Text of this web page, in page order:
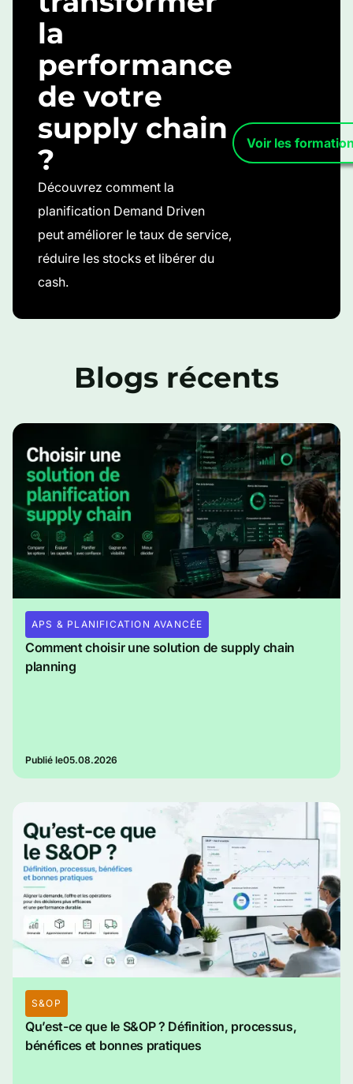
la
performance
de votre
supply chain
?
Découvrez comment la
planification Demand Driven
peut améliorer le taux de service,
réduire les stocks et libérer du
cash.
Voir les
Blogs récents
APS & PLANIFICATION AVANCÉE
Comment choisir une solution de supply chain
planning
Publié le05.08.2026
S&OP
Qu’est-ce que le S&OP ? Définition, processus,
bénéfices et bonnes pratiques